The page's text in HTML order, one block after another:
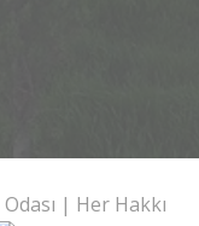
| Her Hakkı